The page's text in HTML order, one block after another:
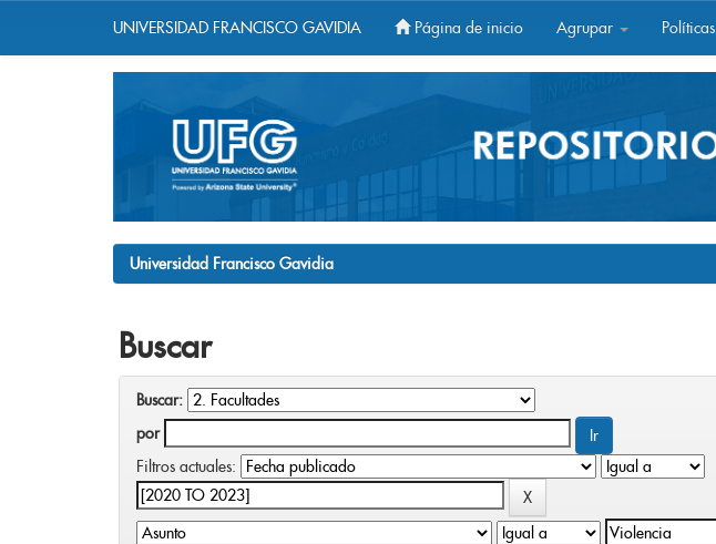
UNIVERSIDAD FRANCISCO GAVIDIA Página de inicio Agrupar Políticas
Universidad Francisco Gavidia
Buscar
Buscar:
por
Filtros actuales: